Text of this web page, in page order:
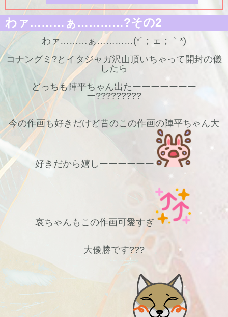
わァ………ぁ…………?その2
わァ………ぁ…………(*´；ェ；｀*)
コナングミ?とイタジャガ沢山頂いちゃって開封の儀
したら
どっちも陣平ちゃん出たーーーーーーー
ー?????????
今の作画も好きだけど昔のこの作画の陣平ちゃん大
好きだから嬉しーーーーーー
哀ちゃんもこの作画可愛すぎ
大優勝です???